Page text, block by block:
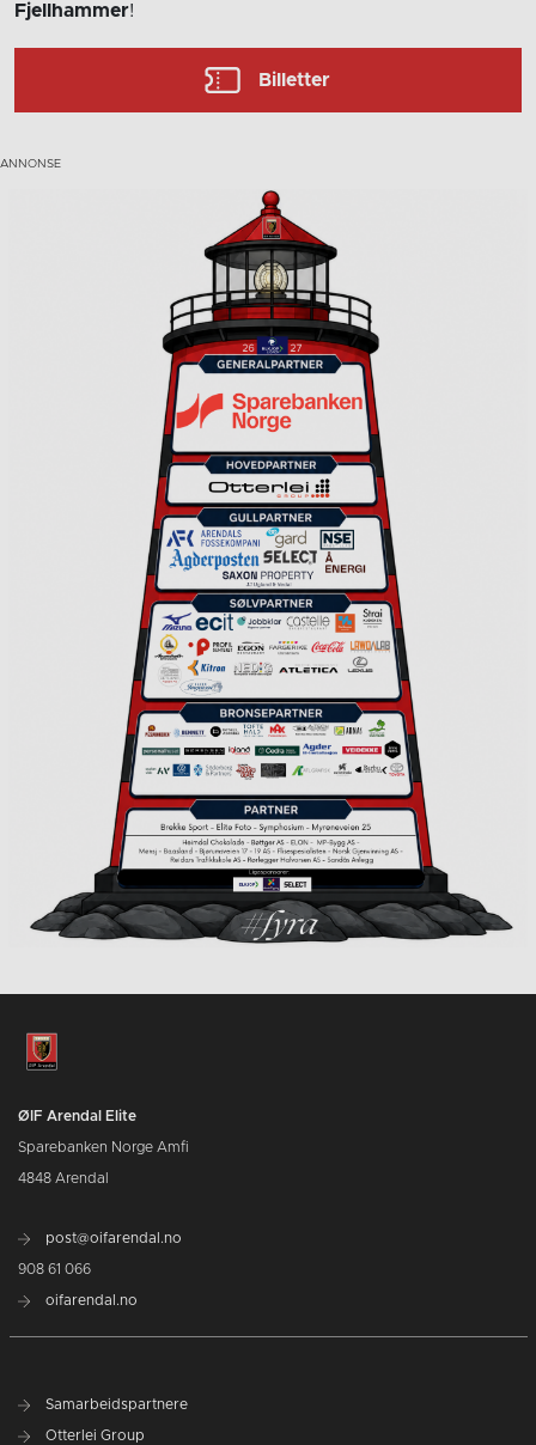
Fjellhammer!
Billetter
ØIF Arendal Elite
Sparebanken Norge Amfi
4848 Arendal
post@oifarendal.no
908 61 066
oifarendal.no
Samarbeidspartnere
Otterlei Group